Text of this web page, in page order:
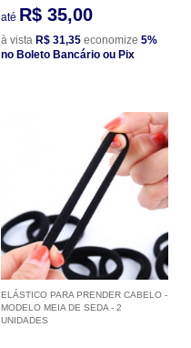
até R$ 35,00
à vista R$ 31,35 economize 5%
no Boleto Bancário ou Pix
ELÁSTICO PARA PRENDER CABELO -
MODELO MEIA DE SEDA - 2
UNIDADES